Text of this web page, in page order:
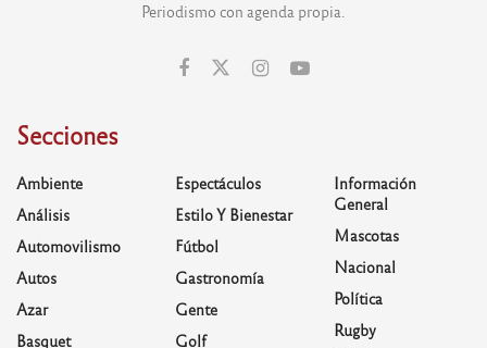
Periodismo con agenda propia.
Secciones
Ambiente
Análisis
Automovilismo
Autos
Azar
Basquet
Espectáculos
Estilo Y Bienestar
Fútbol
Gastronomía
Gente
Golf
Información
General
Mascotas
Nacional
Política
Rugby